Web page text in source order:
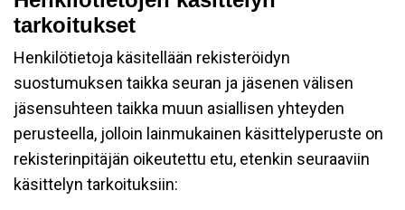
tarkoitukset
Henkilötietoja käsitellään rekisteröidyn
suostumuksen taikka seuran ja jäsenen välisen
jäsensuhteen taikka muun asiallisen yhteyden
perusteella, jolloin lainmukainen käsittelyperuste on
rekisterinpitäjän oikeutettu etu, etenkin seuraaviin
käsittelyn tarkoituksiin: